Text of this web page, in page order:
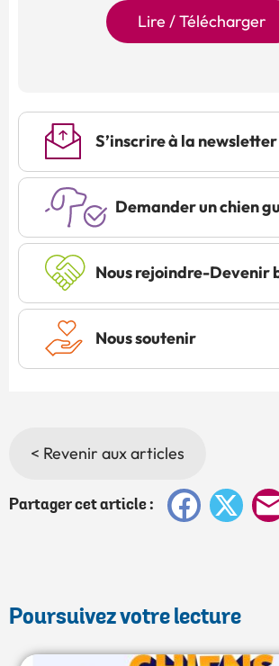
Lire / Télécharger
S’inscrire à la newsletter
Demander un chien
Nous rejoindre-Devenir
Nous soutenir
< Revenir aux articles
Partager cet article : X
Poursuivez votre lecture